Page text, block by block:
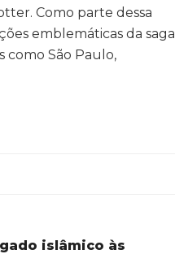
Como parte dessa
emblemáticas da saga
como São Paulo,
islâmico às